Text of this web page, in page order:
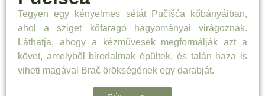
Tegyen egy kényelmes sétát Pučišća kőbányáiban,
ahol a sziget kőfaragó hagyományai virágoznak.
Láthatja, ahogy a kézművesek megformálják azt a
követ, amelyből birodalmak épültek, és talán haza is
viheti magával Brač örökségének egy darabját.